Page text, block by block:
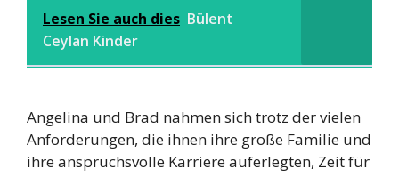
Lesen Sie auch dies Bülent
Ceylan Kinder
Angelina und Brad nahmen sich trotz der vielen
Anforderungen, die ihnen ihre große Familie und
ihre anspruchsvolle Karriere auferlegten, Zeit für